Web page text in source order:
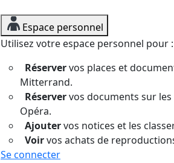
Espace personnel
Utilisez votre espace personnel pour :
Réservervos places et
Mitterrand.
Réservervos documents sur
Opéra.
Ajoutervos notices et les
Voirvos achats de
Se connecter